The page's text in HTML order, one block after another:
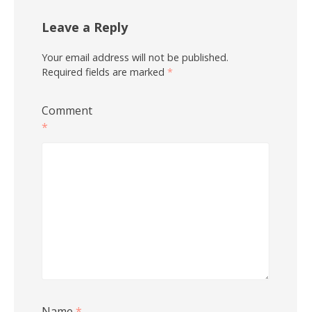
Leave a Reply
Your email address will not be published.
Required fields are marked *
Comment
*